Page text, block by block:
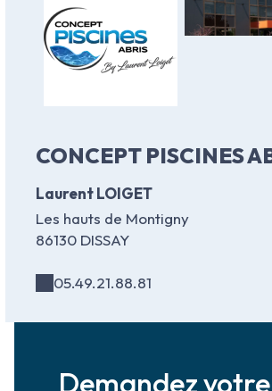
CONCEPT PISCINES
Laurent LOIGET
Les hauts de Montigny
86130 DISSAY
05.49.21.88.81
Demandez